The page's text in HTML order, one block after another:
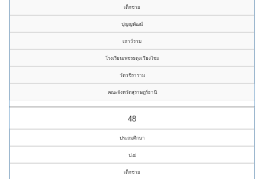
เด็กชาย
ปุญญพัฒน์
เถาว์ราม
โรงเรียนเพชรผดุงเวียงไชย
วัดวชิราราม
คณะจังหวัดสุราษฎร์ธานี
48
ประถมศึกษา
ป.๔
เด็กชาย